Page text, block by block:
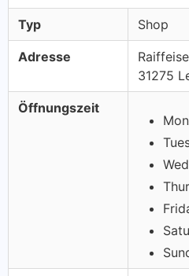
Typ Shop
Adresse
31275
Öffnungszeit